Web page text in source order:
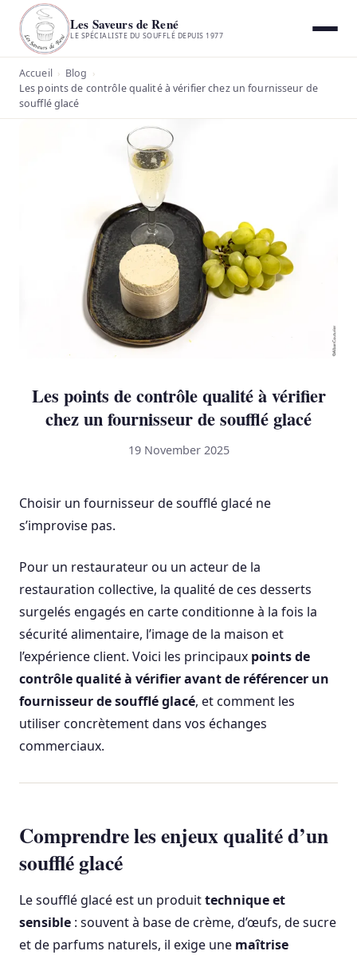
Les Saveurs de René
LE SPÉCIALISTE DU SOUFFLÉ DEPUIS 1977
Accueil › Blog ›
Les points de contrôle qualité à vérifier chez un fournisseur de
soufflé glacé
Les points de contrôle qualité à vérifier
chez un fournisseur de soufflé glacé
19 November 2025
Choisir un fournisseur de soufflé glacé ne
s’improvise pas.
Pour un restaurateur ou un acteur de la
restauration collective, la qualité de ces desserts
surgelés engagés en carte conditionne à la fois la
sécurité alimentaire, l’image de la maison et
l’expérience client. Voici les principaux points de
contrôle qualité à vérifier avant de référencer un
fournisseur de soufflé glacé, et comment les
utiliser concrètement dans vos échanges
commerciaux.
Comprendre les enjeux qualité d’un
soufflé glacé
Le soufflé glacé est un produittechnique et
sensible : souvent à base de crème, d’œufs, de sucre
et de parfums naturels, il exige une maîtrise